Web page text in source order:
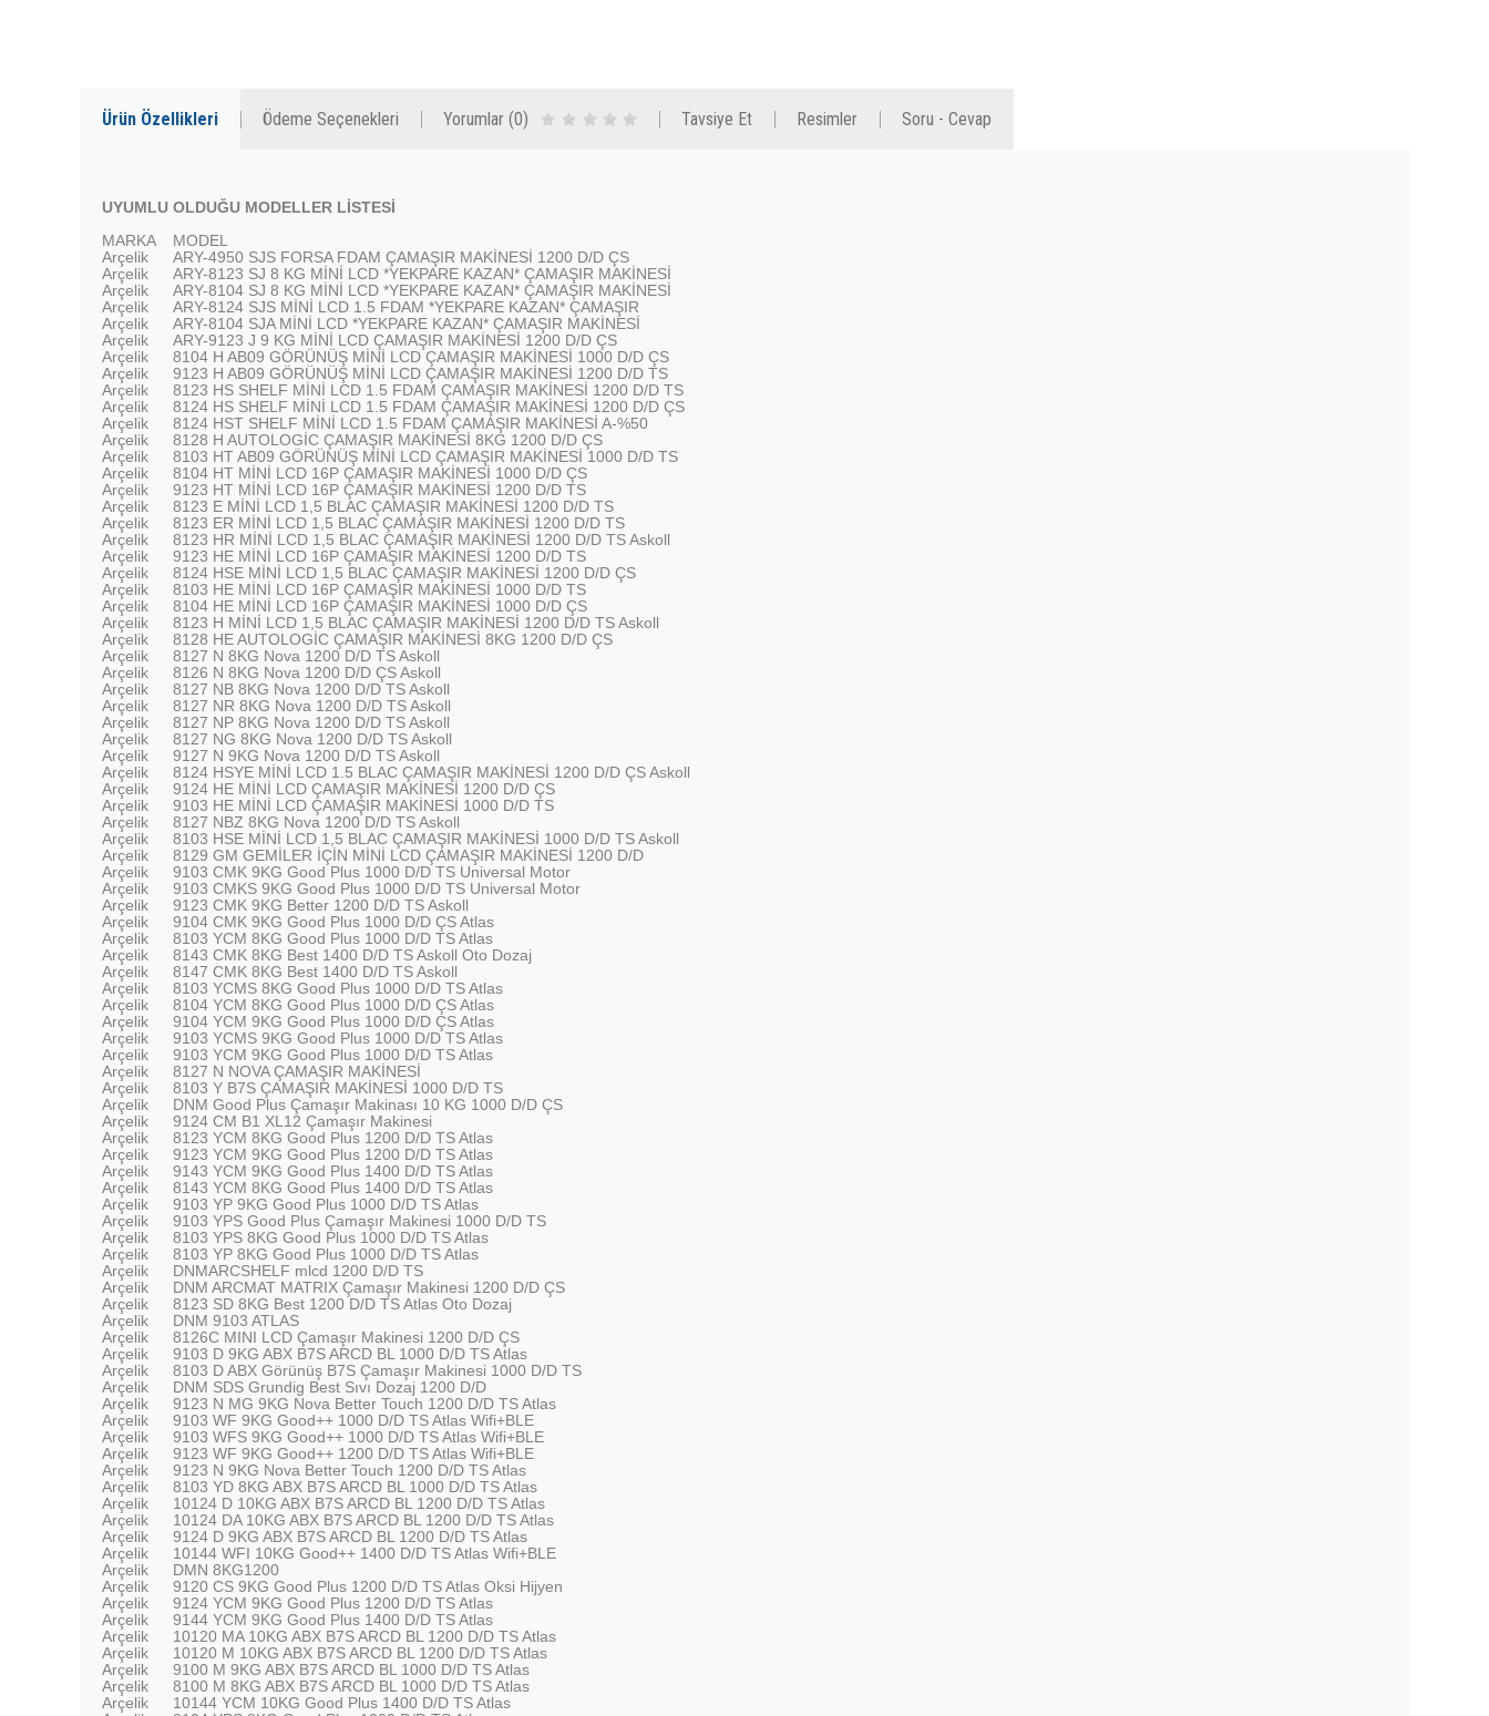
Ürün Özellikleri Ödeme Seçenekleri Yorumlar (0) Tavsiye Et Resimler Soru - Cevap
UYUMLU OLDUĞU MODELLER LİSTESİ
MARKA
MODEL
Arçelik
ARY-4950 SJS FORSA FDAM ÇAMAŞIR MAKİNESİ 1200 D/D ÇS
Arçelik
ARY-8123 SJ 8 KG MİNİ LCD *YEKPARE KAZAN* ÇAMAŞIR MAKİNESİ
Arçelik
ARY-8104 SJ 8 KG MİNİ LCD *YEKPARE KAZAN* ÇAMAŞIR MAKİNESİ
Arçelik
ARY-8124 SJS MİNİ LCD 1.5 FDAM *YEKPARE KAZAN* ÇAMAŞIR
Arçelik
ARY-8104 SJA MİNİ LCD *YEKPARE KAZAN* ÇAMAŞIR MAKİNESİ
Arçelik
ARY-9123 J 9 KG MİNİ LCD ÇAMAŞIR MAKİNESİ 1200 D/D ÇS
Arçelik
8104 H AB09 GÖRÜNÜŞ MİNİ LCD ÇAMAŞIR MAKİNESİ 1000 D/D ÇS
Arçelik
9123 H AB09 GÖRÜNÜŞ MİNİ LCD ÇAMAŞIR MAKİNESİ 1200 D/D TS
Arçelik
8123 HS SHELF MİNİ LCD 1.5 FDAM ÇAMAŞIR MAKİNESİ 1200 D/D TS
Arçelik
8124 HS SHELF MİNİ LCD 1.5 FDAM ÇAMAŞIR MAKİNESİ 1200 D/D ÇS
Arçelik
8124 HST SHELF MİNİ LCD 1.5 FDAM ÇAMAŞIR MAKİNESİ A-%50
Arçelik
8128 H AUTOLOGİC ÇAMAŞIR MAKİNESİ 8KG 1200 D/D ÇS
Arçelik
8103 HT AB09 GÖRÜNÜŞ MİNİ LCD ÇAMAŞIR MAKİNESİ 1000 D/D TS
Arçelik
8104 HT MİNİ LCD 16P ÇAMAŞIR MAKİNESİ 1000 D/D ÇS
Arçelik
9123 HT MİNİ LCD 16P ÇAMAŞIR MAKİNESİ 1200 D/D TS
Arçelik
8123 E MİNİ LCD 1,5 BLAC ÇAMAŞIR MAKİNESİ 1200 D/D TS
Arçelik
8123 ER MİNİ LCD 1,5 BLAC ÇAMAŞIR MAKİNESİ 1200 D/D TS
Arçelik
8123 HR MİNİ LCD 1,5 BLAC ÇAMAŞIR MAKİNESİ 1200 D/D TS Askoll
Arçelik
9123 HE MİNİ LCD 16P ÇAMAŞIR MAKİNESİ 1200 D/D TS
Arçelik
8124 HSE MİNİ LCD 1,5 BLAC ÇAMAŞIR MAKİNESİ 1200 D/D ÇS
Arçelik
8103 HE MİNİ LCD 16P ÇAMAŞIR MAKİNESİ 1000 D/D TS
Arçelik
8104 HE MİNİ LCD 16P ÇAMAŞIR MAKİNESİ 1000 D/D ÇS
Arçelik
8123 H MİNİ LCD 1,5 BLAC ÇAMAŞIR MAKİNESİ 1200 D/D TS Askoll
Arçelik
8128 HE AUTOLOGİC ÇAMAŞIR MAKİNESİ 8KG 1200 D/D ÇS
Arçelik
8127 N 8KG Nova 1200 D/D TS Askoll
Arçelik
8126 N 8KG Nova 1200 D/D ÇS Askoll
Arçelik
8127 NB 8KG Nova 1200 D/D TS Askoll
Arçelik
8127 NR 8KG Nova 1200 D/D TS Askoll
Arçelik
8127 NP 8KG Nova 1200 D/D TS Askoll
Arçelik
8127 NG 8KG Nova 1200 D/D TS Askoll
Arçelik
9127 N 9KG Nova 1200 D/D TS Askoll
Arçelik
8124 HSYE MİNİ LCD 1.5 BLAC ÇAMAŞIR MAKİNESİ 1200 D/D ÇS Askoll
Arçelik
9124 HE MİNİ LCD ÇAMAŞIR MAKİNESİ 1200 D/D ÇS
Arçelik
9103 HE MİNİ LCD ÇAMAŞIR MAKİNESİ 1000 D/D TS
Arçelik
8127 NBZ 8KG Nova 1200 D/D TS Askoll
Arçelik
8103 HSE MİNİ LCD 1,5 BLAC ÇAMAŞIR MAKİNESİ 1000 D/D TS Askoll
Arçelik
8129 GM GEMİLER İÇİN MİNİ LCD ÇAMAŞIR MAKİNESİ 1200 D/D
Arçelik
9103 CMK 9KG Good Plus 1000 D/D TS Universal Motor
Arçelik
9103 CMKS 9KG Good Plus 1000 D/D TS Universal Motor
Arçelik
9123 CMK 9KG Better 1200 D/D TS Askoll
Arçelik
9104 CMK 9KG Good Plus 1000 D/D ÇS Atlas
Arçelik
8103 YCM 8KG Good Plus 1000 D/D TS Atlas
Arçelik
8143 CMK 8KG Best 1400 D/D TS Askoll Oto Dozaj
Arçelik
8147 CMK 8KG Best 1400 D/D TS Askoll
Arçelik
8103 YCMS 8KG Good Plus 1000 D/D TS Atlas
Arçelik
8104 YCM 8KG Good Plus 1000 D/D ÇS Atlas
Arçelik
9104 YCM 9KG Good Plus 1000 D/D ÇS Atlas
Arçelik
9103 YCMS 9KG Good Plus 1000 D/D TS Atlas
Arçelik
9103 YCM 9KG Good Plus 1000 D/D TS Atlas
Arçelik
8127 N NOVA ÇAMAŞIR MAKİNESİ
Arçelik
8103 Y B7S ÇAMAŞIR MAKİNESİ 1000 D/D TS
Arçelik
DNM Good Plus Çamaşır Makinası 10 KG 1000 D/D ÇS
Arçelik
9124 CM B1 XL12 Çamaşır Makinesi
Arçelik
8123 YCM 8KG Good Plus 1200 D/D TS Atlas
Arçelik
9123 YCM 9KG Good Plus 1200 D/D TS Atlas
Arçelik
9143 YCM 9KG Good Plus 1400 D/D TS Atlas
Arçelik
8143 YCM 8KG Good Plus 1400 D/D TS Atlas
Arçelik
9103 YP 9KG Good Plus 1000 D/D TS Atlas
Arçelik
9103 YPS Good Plus Çamaşır Makinesi 1000 D/D TS
Arçelik
8103 YPS 8KG Good Plus 1000 D/D TS Atlas
Arçelik
8103 YP 8KG Good Plus 1000 D/D TS Atlas
Arçelik
DNMARCSHELF mlcd 1200 D/D TS
Arçelik
DNM ARCMAT MATRIX Çamaşır Makinesi 1200 D/D ÇS
Arçelik
8123 SD 8KG Best 1200 D/D TS Atlas Oto Dozaj
Arçelik
DNM 9103 ATLAS
Arçelik
8126C MINI LCD Çamaşır Makinesi 1200 D/D ÇS
Arçelik
9103 D 9KG ABX B7S ARCD BL 1000 D/D TS Atlas
Arçelik
8103 D ABX Görünüş B7S Çamaşır Makinesi 1000 D/D TS
Arçelik
DNM SDS Grundig Best Sıvı Dozaj 1200 D/D
Arçelik
9123 N MG 9KG Nova Better Touch 1200 D/D TS Atlas
Arçelik
9103 WF 9KG Good++ 1000 D/D TS Atlas Wifi+BLE
Arçelik
9103 WFS 9KG Good++ 1000 D/D TS Atlas Wifi+BLE
Arçelik
9123 WF 9KG Good++ 1200 D/D TS Atlas Wifi+BLE
Arçelik
9123 N 9KG Nova Better Touch 1200 D/D TS Atlas
Arçelik
8103 YD 8KG ABX B7S ARCD BL 1000 D/D TS Atlas
Arçelik
10124 D 10KG ABX B7S ARCD BL 1200 D/D TS Atlas
Arçelik
10124 DA 10KG ABX B7S ARCD BL 1200 D/D TS Atlas
Arçelik
9124 D 9KG ABX B7S ARCD BL 1200 D/D TS Atlas
Arçelik
10144 WFI 10KG Good++ 1400 D/D TS Atlas Wifi+BLE
Arçelik
DMN 8KG1200
Arçelik
9120 CS 9KG Good Plus 1200 D/D TS Atlas Oksi Hijyen
Arçelik
9124 YCM 9KG Good Plus 1200 D/D TS Atlas
Arçelik
9144 YCM 9KG Good Plus 1400 D/D TS Atlas
Arçelik
10120 MA 10KG ABX B7S ARCD BL 1200 D/D TS Atlas
Arçelik
10120 M 10KG ABX B7S ARCD BL 1200 D/D TS Atlas
Arçelik
9100 M 9KG ABX B7S ARCD BL 1000 D/D TS Atlas
Arçelik
8100 M 8KG ABX B7S ARCD BL 1000 D/D TS Atlas
Arçelik
10144 YCM 10KG Good Plus 1400 D/D TS Atlas